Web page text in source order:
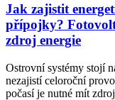
Jak zajistit
přípojky?
zdroj energie
Ostrovní systémy stojí
nezajistí celoroční
počasí je nutné mít